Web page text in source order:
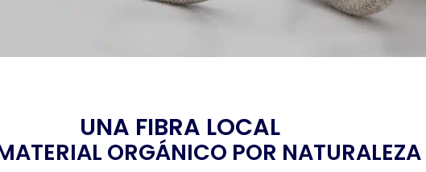
UNA FIBRA LOCAL
ORGÁNICO POR NATURALEZA